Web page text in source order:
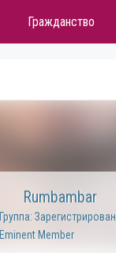
Гражданство
Rumbambar
Группа: Зарегистрирован
Eminent Member